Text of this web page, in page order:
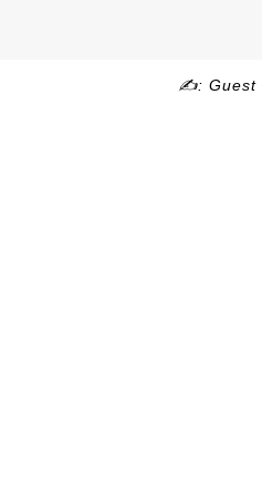
✍: Guest